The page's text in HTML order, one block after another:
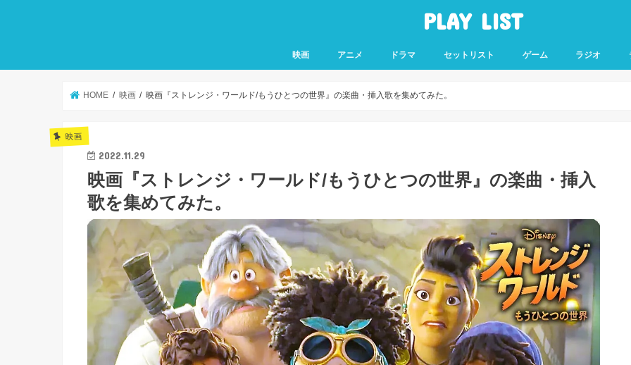
PLAY LIST
映画 アニメ ドラマ セットリスト ゲーム ラジオ
HOME 映画 映画『ストレンジ・ワールド/もうひとつの世界』の楽曲・挿入歌を集めてみた。
映画
2022.11.29
映画『ストレンジ・ワールド/もうひとつの世界』の楽曲・挿入
歌を集めてみた。